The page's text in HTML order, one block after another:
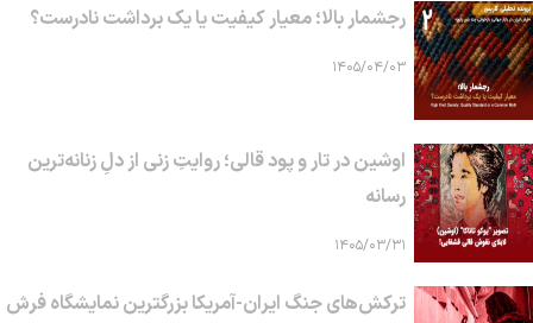
رجشمار بالا؛ معیار کیفیت یا یک برداشت نادرست؟
۱۴۰۵/۰۴/۰۳
اوشین در تار و پود قالی؛ روایتِ زنی از دلِ زنانه‌ترین
رسانه
۱۴۰۵/۰۳/۳۱
ترکش‌های جنگ ایران-آمریکا بزرگترین نمایشگاه فرش